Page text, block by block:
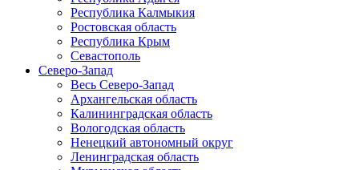
Республика Калмыкия
Ростовская область
Республика Крым
Севастополь
Северо-Запад
Весь Северо-Запад
Архангельская область
Калининградская область
Вологодская область
Ненецкий автономный округ
Ленинградская область